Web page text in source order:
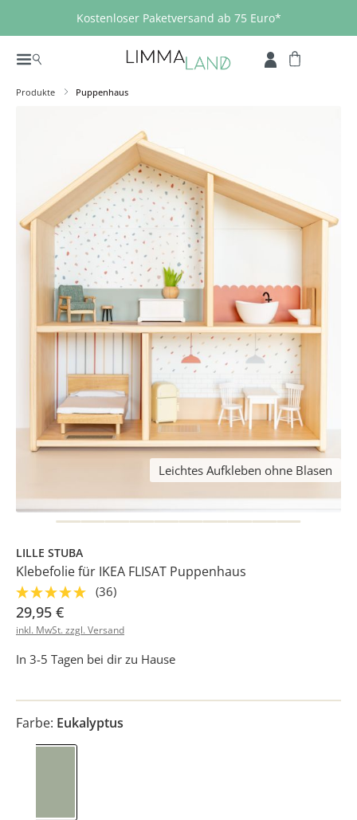
Zum Hauptinhalt springen
Kostenloser Paketversand ab 75 Euro*
Produkte Puppenhaus
Leichtes Aufkleben ohne Blasen
LILLE STUBA
Klebefolie für IKEA FLISAT Puppenhaus
(36)
29,95 €
inkl. MwSt. zzgl. Versand
In 3-5 Tagen bei dir zu Hause
Farbe: Eukalyptus